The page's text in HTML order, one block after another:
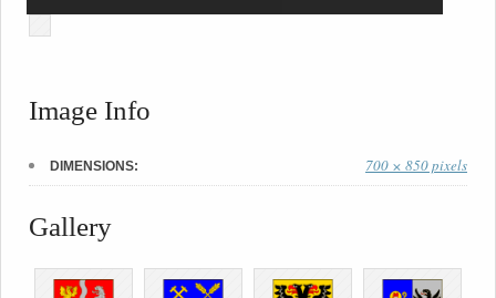
Image Info
DIMENSIONS: 700 × 850 pixels
Gallery